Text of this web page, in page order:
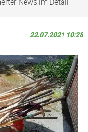
22.07.2021 10:28